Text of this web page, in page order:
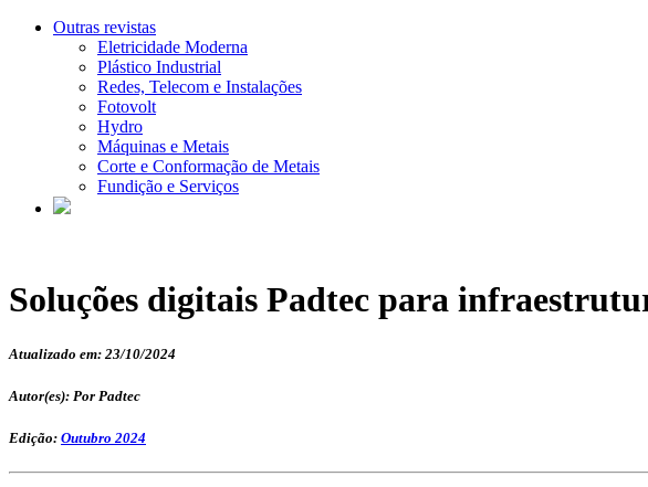
Outras revistas
Eletricidade Moderna
Plástico Industrial
Redes, Telecom e Instalações
Fotovolt
Hydro
Máquinas e Metais
Corte e Conformação de Metais
Fundição e Serviços
Soluções digitais Padtec para
Atualizado em: 23/10/2024
Autor(es): Por Padtec
Edição: Outubro 2024